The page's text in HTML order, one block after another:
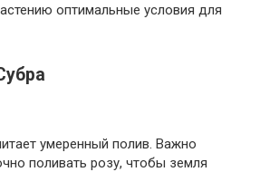
оптимальные условия для
умеренный полив. Важно
поливать розу, чтобы земля